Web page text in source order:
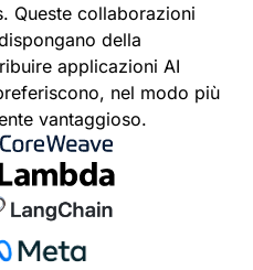
Queste collaborazioni
della
applicazioni AI
nel modo più
vantaggioso.